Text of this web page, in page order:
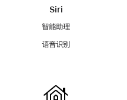
Siri
智能助理
语音识别